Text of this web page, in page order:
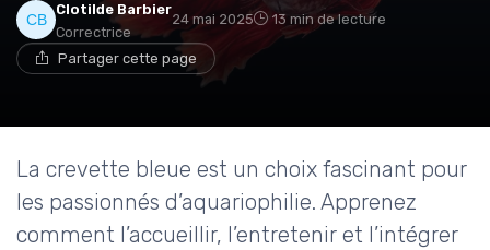
Clotilde Barbier
Correctrice
24 mai 2025 13 min de lecture
Partager cette page
La crevette bleue est un choix fascinant pour
les passionnés d’aquariophilie. Apprenez
comment l’accueillir, l’entretenir et l’intégrer